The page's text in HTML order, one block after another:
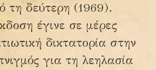
τη δεύτερη (1969).
έγινε σε μέρες
δικτατορία στην
για τη λεηλασία